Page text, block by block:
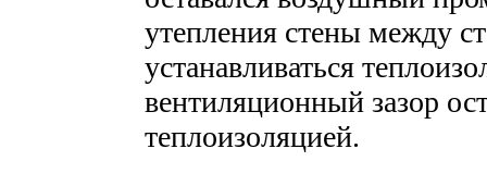
утепления стены между
устанавливаться
вентиляционный зазор
теплоизоляцией.